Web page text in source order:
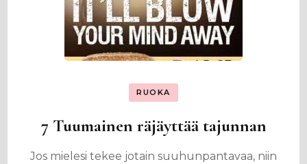
RUOKA
7 Tuumainen räjäyttää tajunnan
Jos mielesi tekee jotain suuhunpantavaa, niin